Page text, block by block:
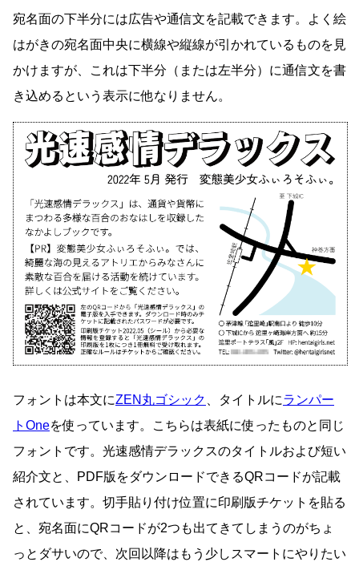
宛名面の下半分には広告や通信文を記載できます。よく絵
はがきの宛名面中央に横線や縦線が引かれているものを見
かけますが、これは下半分（または左半分）に通信文を書
き込めるという表示に他なりません。
フォントは本文にZEN丸ゴシック 、タイトルにランパー
トOneを使っています。こちらは表紙に使ったものと同じ
フォントです。光速感情デラックスのタイトルおよび短い
紹介文と、PDF版をダウンロードできるQRコードが記載
されています。切手貼り付け位置に印刷版チケットを貼る
と、宛名面にQRコードが2つも出てきてしまうのがちょ
っとダサいので、次回以降はもう少しスマートにやりたい